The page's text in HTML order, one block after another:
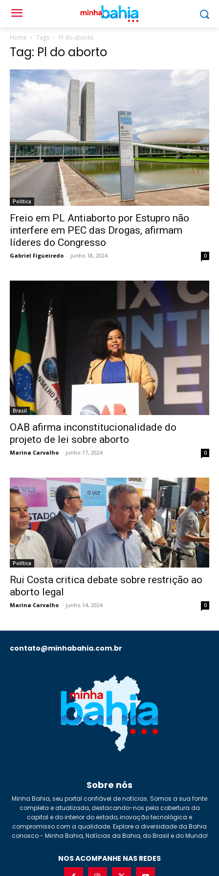
Home Tags Pl do aborto
Tag: Pl do aborto
Política
Freio em PL Antiaborto por Estupro não
interfere em PEC das Drogas, afirmam
líderes do Congresso
Gabriel Figueiredo - junho 18, 2024 0
Brasil
OAB afirma inconstitucionalidade do
projeto de lei sobre aborto
Marina Carvalho - junho 17, 2024 0
Política
Rui Costa critica debate sobre restrição ao
aborto legal
Marina Carvalho - junho 14, 2024 0
contato@minhabahia.com.br
Sobre nós
Minha Bahia, seu portal confiável de notícias. Somos a sua fonte
completa e atualizada, destacando-nos pela cobertura da
capital e do interior do estado, inovação tecnológica e
compromisso com a qualidade. Explore a diversidade da Bahia
conosco - Minha Bahia, Notícias da Bahia, do Brasil e do Mundo!
NOS ACOMPANHE NAS REDES